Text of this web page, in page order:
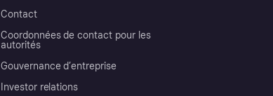
Contact
Coordonnées de contact pour les
autorités
Gouvernance d’entreprise
Investor relations